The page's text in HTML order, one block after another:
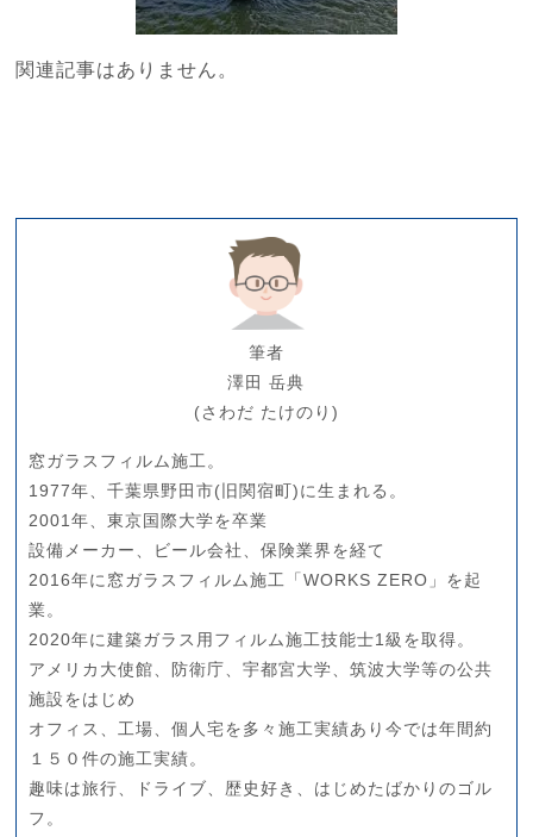
関連記事はありません。
筆者
澤田 岳典
(さわだ たけのり)
窓ガラスフィルム施工。
1977年、千葉県野田市(旧関宿町)に生まれる。
2001年、東京国際大学を卒業
設備メーカー、ビール会社、保険業界を経て
2016年に窓ガラスフィルム施工「WORKS ZERO」を起
業。
2020年に建築ガラス用フィルム施工技能士1級を取得。
アメリカ大使館、防衛庁、宇都宮大学、筑波大学等の公共
施設をはじめ
オフィス、工場、個人宅を多々施工実績あり今では年間約
１５０件の施工実績。
趣味は旅行、ドライブ、歴史好き、はじめたばかりのゴル
フ。